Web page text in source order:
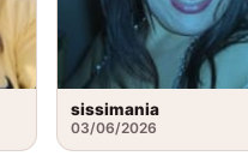
sissimania
03/06/2026